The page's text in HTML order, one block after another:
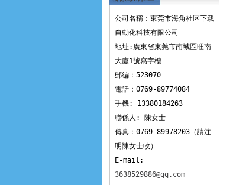
下载
公司名稱：東莞市海角社区下载
自動化科技有限公司
地址:廣東省東莞市南城區旺南
大廈1號寫字樓
郵編：523070
電話：0769-89774084
手機: 13380184263
聯係人: 陳女士
傳真：0769-89978203（請注
明陳女士收）
E-mail:
3638529886@qq.com